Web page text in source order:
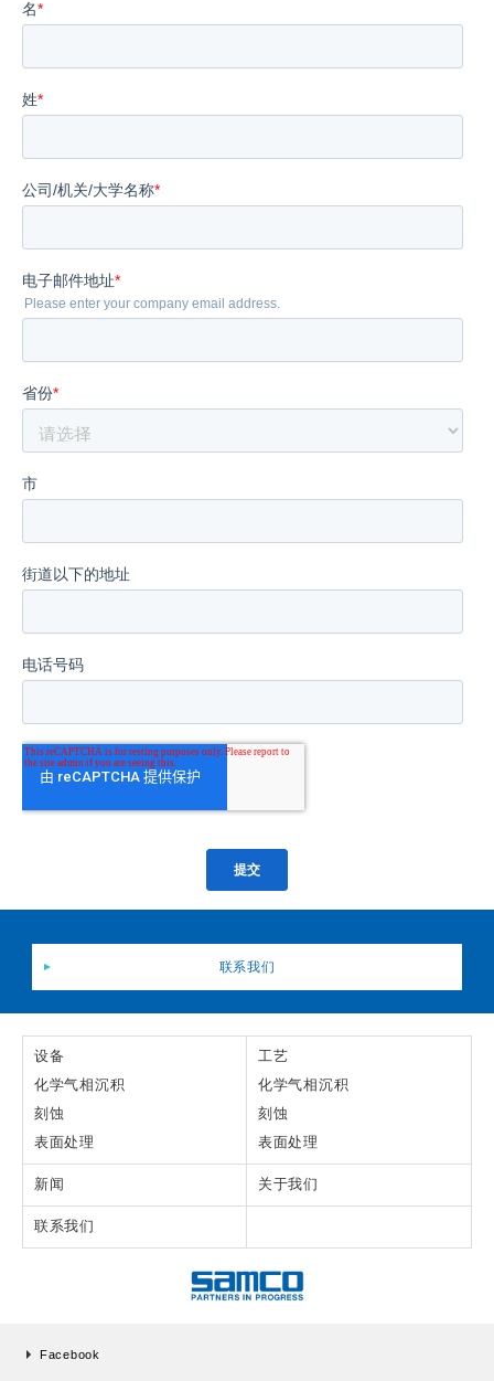
联系我们
设备
化学气相沉积
刻蚀
表面处理
工艺
化学气相沉积
刻蚀
表面处理
新闻 关于我们
联系我们
Facebook